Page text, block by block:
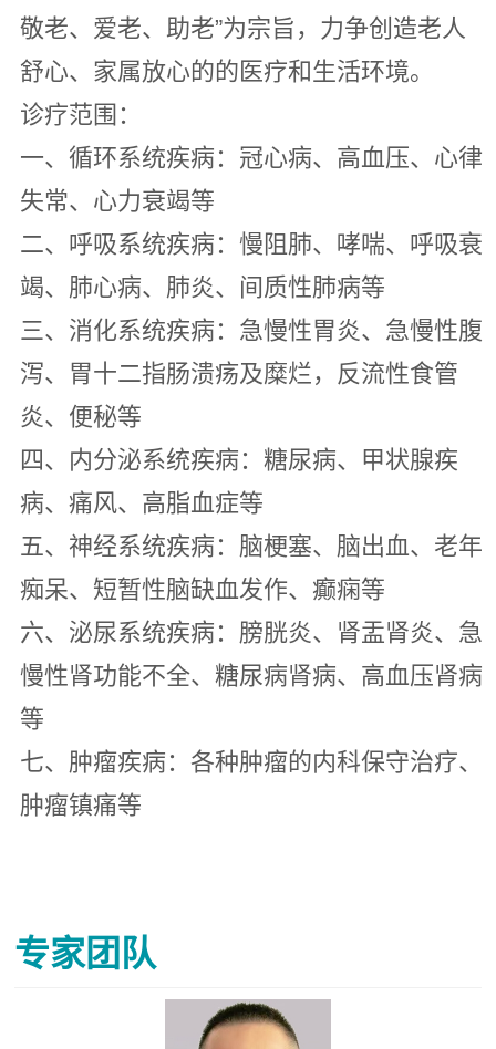
敬老、爱老、助老”为宗旨，力争创造老人
舒心、家属放心的的医疗和生活环境。
诊疗范围：
一、循环系统疾病：冠心病、高血压、心律
失常、心力衰竭等
二、呼吸系统疾病：慢阻肺、哮喘、呼吸衰
竭、肺心病、肺炎、间质性肺病等
三、消化系统疾病：急慢性胃炎、急慢性腹
泻、胃十二指肠溃疡及糜烂，反流性食管
炎、便秘等
四、内分泌系统疾病：糖尿病、甲状腺疾
病、痛风、高脂血症等
五、神经系统疾病：脑梗塞、脑出血、老年
痴呆、短暂性脑缺血发作、癫痫等
六、泌尿系统疾病：膀胱炎、肾盂肾炎、急
慢性肾功能不全、糖尿病肾病、高血压肾病
等
七、肿瘤疾病：各种肿瘤的内科保守治疗、
肿瘤镇痛等
专家团队